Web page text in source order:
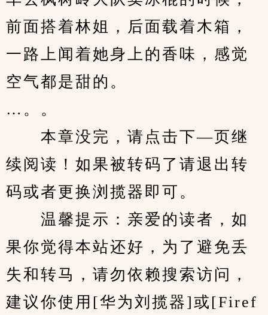
前面搭着林姐，后面载着木箱，
一路上闻着她身上的香味，感觉
空气都是甜的。
…。。
本章没完，请点击下—页继
续阅读！如果被转码了请退出转
码或者更换浏揽器即可。
温馨提示：亲爱的读者，如
果你觉得本站还好，为了避免丢
失和转马，请勿依赖搜索访问，
建议你使用[华为刘揽器]或[Firef